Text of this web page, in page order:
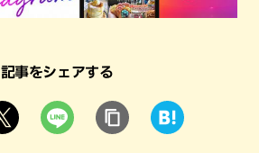
記事をシェアする